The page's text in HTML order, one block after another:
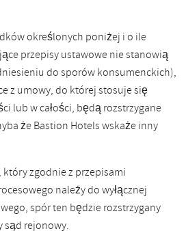
określonych poniżej i o ile
przepisy ustawowe nie stanowią
do sporów konsumenckich),
z umowy, do której stosuje się
lub w całości, będą rozstrzygane
że Bastion Hotels wskaże inny
który zgodnie z przepisami
należy do wyłącznej
spór ten będzie rozstrzygany
sąd rejonowy.